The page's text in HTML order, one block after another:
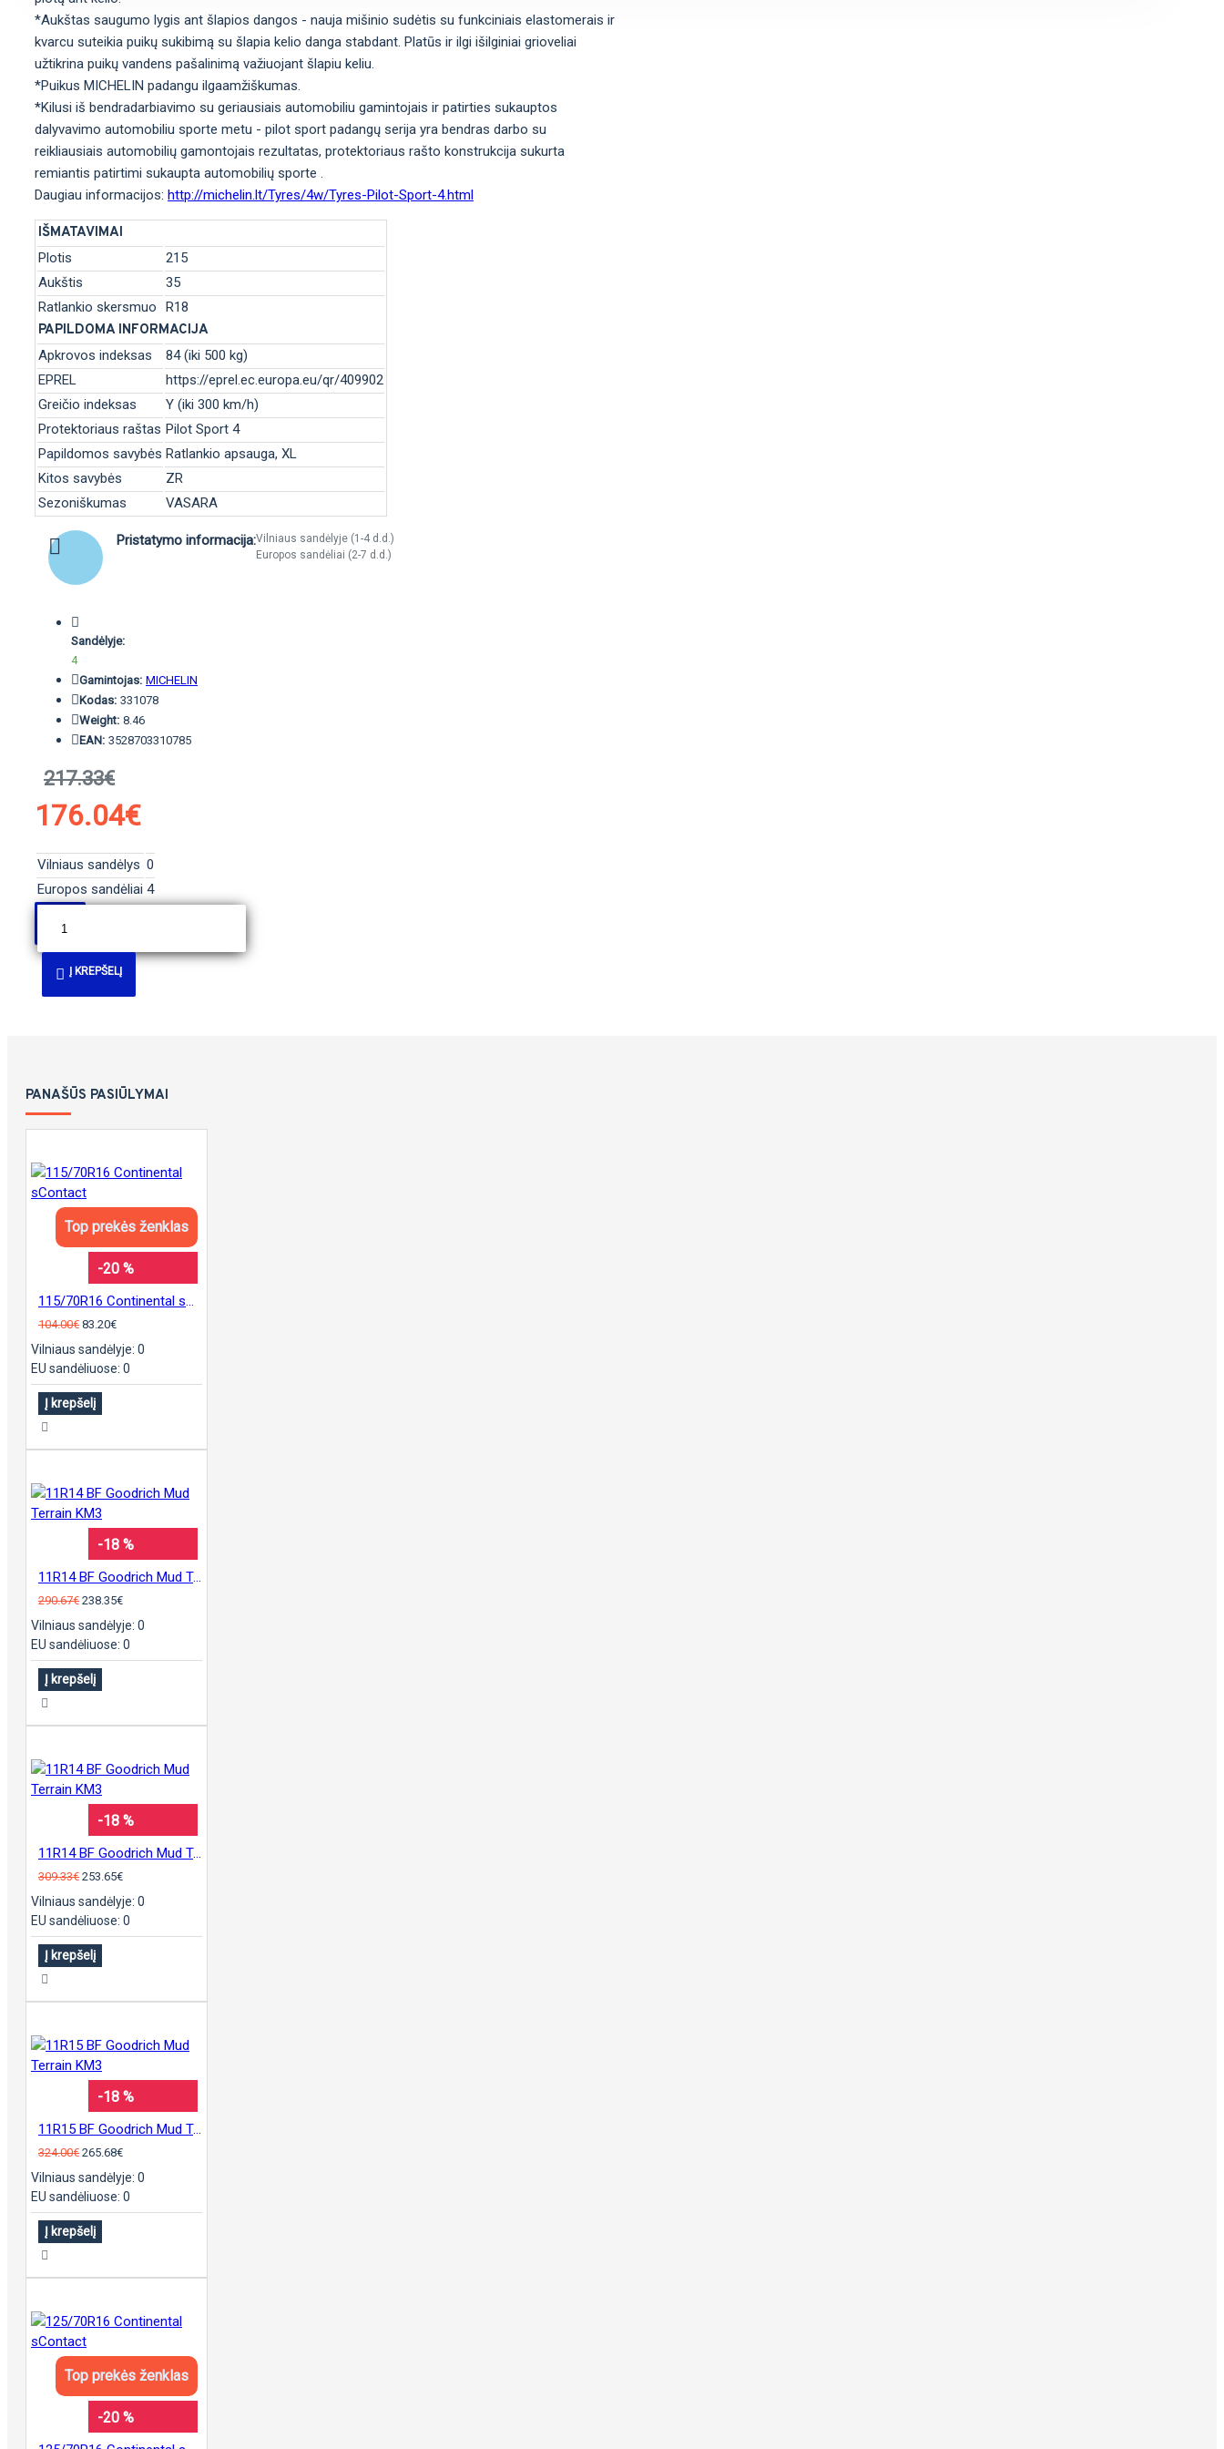
*Aukštas saugumo lygis ant šlapios dangos - nauja mišinio sudėtis su funkciniais elastomerais ir
kvarcu suteikia puikų sukibimą su šlapia kelio danga stabdant. Platūs ir ilgi išilginiai grioveliai
užtikrina puikų vandens pašalinimą važiuojant šlapiu keliu.
*Puikus MICHELIN padangu ilgaamžiškumas.
*Kilusi iš bendradarbiavimo su geriausiais automobiliu gamintojais ir patirties sukauptos
dalyvavimo automobiliu sporte metu - pilot sport padangų serija yra bendras darbo su
reikliausiais automobilių gamontojais rezultatas, protektoriaus rašto konstrukcija sukurta
remiantis patirtimi sukaupta automobilių sporte .
Daugiau informacijos: http://michelin.lt/Tyres/4w/Tyres-Pilot-Sport-4.html
IŠMATAVIMAI
Plotis
215
Aukštis
35
Ratlankio skersmuo
R18
PAPILDOMA INFORMACIJA
Apkrovos indeksas
84 (iki 500 kg)
EPREL
https://eprel.ec.europa.eu/qr/409902
Greičio indeksas
Y (iki 300 km/h)
Protektoriaus raštas Pilot Sport 4
Papildomos savybės Ratlankio apsauga, XL
Kitos savybės
ZR
Sezoniškumas
VASARA
Pristatymo informacija:Vilniaus sandėlyje (1-4 d.d.)
Europos sandėliai (2-7 d.d.)
Sandėlyje:
4
Gamintojas: MICHELIN
Kodas: 331078
Weight: 8.46
EAN: 3528703310785
217.33€
176.04€
Vilniaus sandėlys 0
Europos sandėliai 4
Į KREPŠELĮ
PANAŠŪS PASIŪLYMAI
Top prekės ženklas
-20 %
115/70R16 Continental sContact
104.00€ 83.20€
Vilniaus sandėlyje: 0
EU sandėliuose: 0
Į krepšelį
-18 %
11R14 BF Goodrich Mud Terrain KM3
290.67€ 238.35€
Vilniaus sandėlyje: 0
EU sandėliuose: 0
Į krepšelį
-18 %
11R14 BF Goodrich Mud Terrain KM3
309.33€ 253.65€
Vilniaus sandėlyje: 0
EU sandėliuose: 0
Į krepšelį
-18 %
11R15 BF Goodrich Mud Terrain KM3
324.00€ 265.68€
Vilniaus sandėlyje: 0
EU sandėliuose: 0
Į krepšelį
Top prekės ženklas
-20 %